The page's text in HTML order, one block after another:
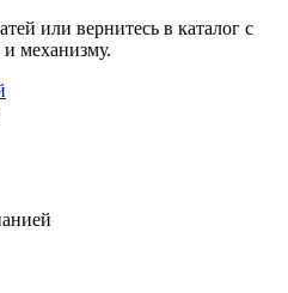
или вернитесь в каталог с
механизму.